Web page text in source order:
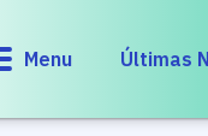
Menu Últimas